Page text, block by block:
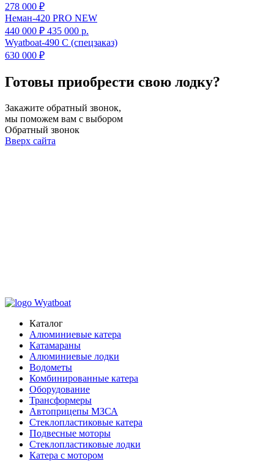
278 000 ₽
Неман-420 PRO NEW
440 000 ₽ 435 000 р.
Wyatboat-490 C (спецзаказ)
630 000 ₽
Готовы приобрести свою лодку?
Закажите обратный звонок,
мы поможем вам с выбором
Обратный звонок
Вверх сайта
Каталог
Алюминиевые катера
Катамараны
Алюминиевые лодки
Водометы
Комбинированные катера
Оборудование
Трансформеры
Автоприцепы МЗСА
Стеклопластиковые катера
Подвесные моторы
Стеклопластиковые лодки
Катера с мотором